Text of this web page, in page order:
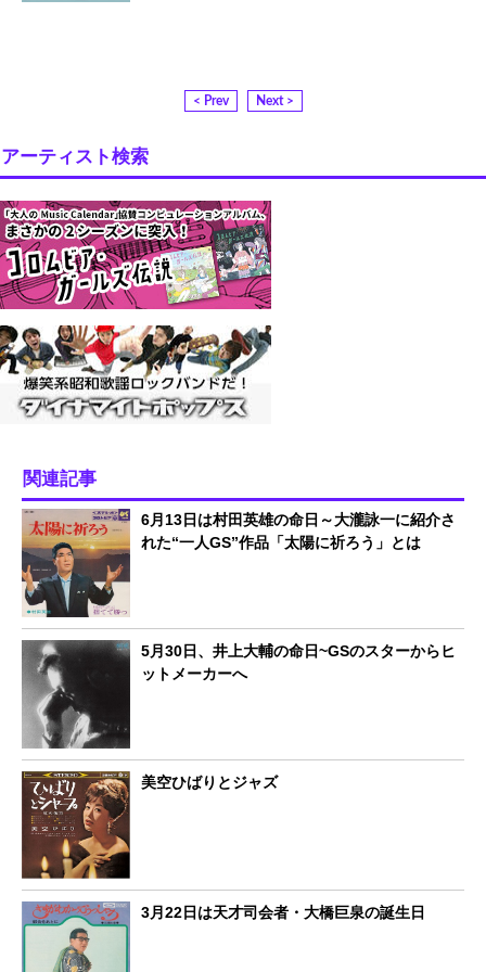
< Prev Next >
アーティスト検索
関連記事
6月13日は村田英雄の命日～大瀧詠一に紹介さ
れた“一人GS”作品「太陽に祈ろう」とは
5月30日、井上大輔の命日~GSのスターからヒ
ットメーカーへ
美空ひばりとジャズ
3月22日は天才司会者・大橋巨泉の誕生日